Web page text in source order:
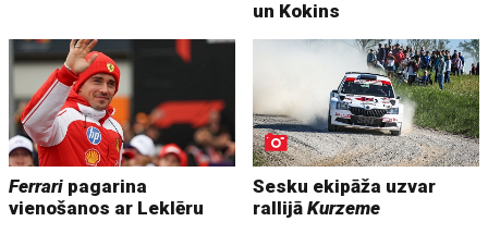
un Kokins
Ferrari pagarina
vienošanos ar Leklēru
Sesku ekipāža uzvar
rallijāKurzeme